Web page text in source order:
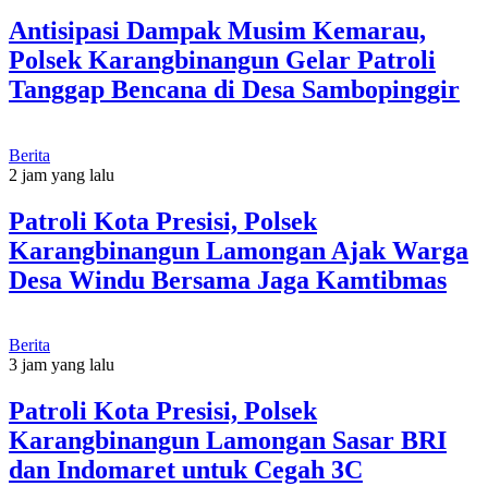
Antisipasi Dampak Musim Kemarau,
Polsek Karangbinangun Gelar Patroli
Tanggap Bencana di Desa Sambopinggir
Berita
2 jam yang lalu
Patroli Kota Presisi, Polsek
Karangbinangun Lamongan Ajak Warga
Desa Windu Bersama Jaga Kamtibmas
Berita
3 jam yang lalu
Patroli Kota Presisi, Polsek
Karangbinangun Lamongan Sasar BRI
dan Indomaret untuk Cegah 3C